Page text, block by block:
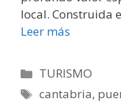
local. Construida
Leer más
Categorías
TURISMO
Etiquetas
cantabria,